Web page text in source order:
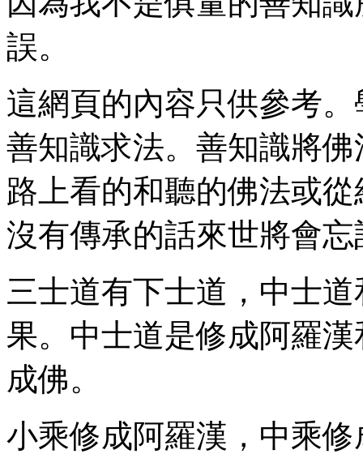
誤。
這網頁的內容只供參考
善知識求法。善知識將
路上看的和聽的佛法或
沒有傳承的話來世將會
三士道有下士道，中士
果。中士道是修成阿羅
成佛。
小乘修成阿羅漢，中乘